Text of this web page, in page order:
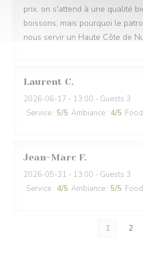
prix, on s'attend à une qualité
boissons, mais pourquoi le
nous servir un Haute Côte de
Laurent C
2026-06-17 - 13:00 - Guests 3
Service : 5/5 Ambiance : 4/5 Food
Jean-Marc F
2026-05-31 - 13:00 - Guests 3
Service : 4/5 Ambiance : 5/5 Food
1 2